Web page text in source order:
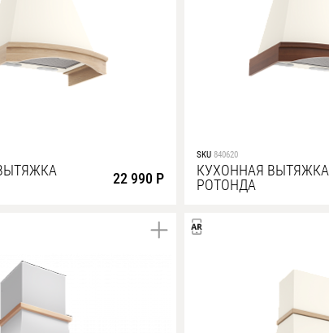
22 990 Р
SKU 840620
КУХОННАЯ ВЫТЯЖКА
РОТОНДА